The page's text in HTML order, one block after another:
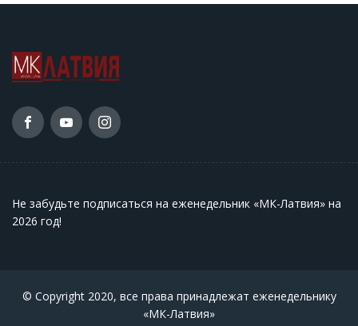
Не забудьте подписаться на еженедельник «МК-Латвия» на
2026 год!
© Copyright 2020, все права принадлежат еженедельнику
«МК-Латвия»